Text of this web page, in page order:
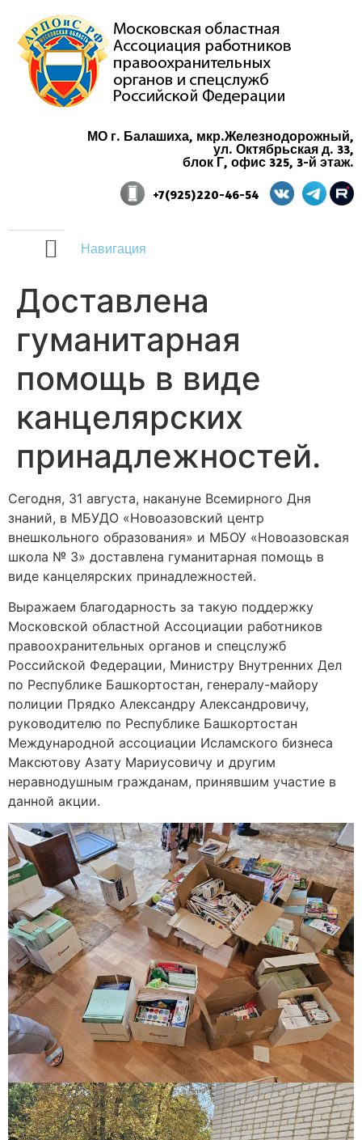
МО г. Балашиха, мкр.Железнодорожный,
ул. Октябрьская д. 33,
блок Г, офис 325, 3-й этаж.
+7(925)220-46-54
Навигация
Доставлена
гуманитарная
помощь в виде
канцелярских
принадлежностей.
Сегодня, 31 августа, накануне Всемирного Дня
знаний, в МБУДО «Новоазовский центр
внешкольного образования» и МБОУ «Новоазовская
школа № 3» доставлена гуманитарная помощь в
виде канцелярских принадлежностей.
Выражаем благодарность за такую поддержку
Московской областной Ассоциации работников
правоохранительных органов и спецслужб
Российской Федерации, Министру Внутренних Дел
по Республике Башкортостан, генералу-майору
полиции Прядко Александру Александровичу,
руководителю по Республике Башкортостан
Международной ассоциации Исламского бизнеса
Максютову Азату Мариусовичу и другим
неравнодушным гражданам, принявшим участие в
данной акции.